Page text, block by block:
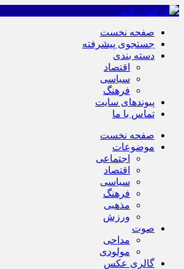
صفحه نخست
جستجوی پیشرفته
دسته بندی
اقتصاد
سیاسی
فرهنگ
پیوندهای سایت
تماس با ما
صفحه نخست
موضوعات
اجتماعی
اقتصاد
سیاسی
فرهنگ
مذهبی
ورزش
صوت
مداحی
مولودی
گالری عکس